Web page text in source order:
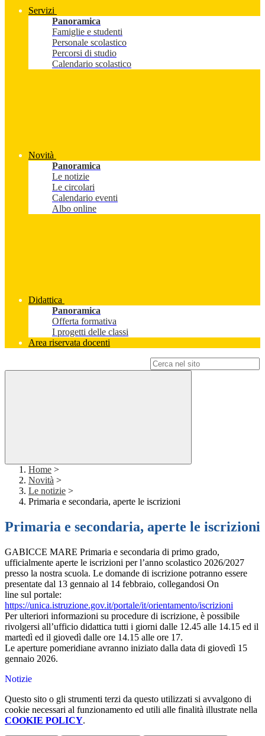
Servizi
Panoramica
Famiglie e studenti
Personale scolastico
Percorsi di studio
Calendario scolastico
Novità
Panoramica
Le notizie
Le circolari
Calendario eventi
Albo online
Didattica
Panoramica
Offerta formativa
I progetti delle classi
Area riservata docenti
Home >
Novità >
Le notizie >
Primaria e secondaria, aperte le iscrizioni
Primaria e secondaria, aperte le iscrizioni
GABICCE MARE Primaria e secondaria di primo grado,
ufficialmente aperte le iscrizioni per l’anno scolastico 2026/2027
presso la nostra scuola. Le domande di iscrizione potranno essere
presentate dal 13 gennaio al 14 febbraio, collegandosi On
line sul portale:
https://unica.istruzione.gov.it/portale/it/orientamento/iscrizioni
Per ulteriori informazioni su procedure di iscrizione, è possibile
rivolgersi all’ufficio didattica tutti i giorni dalle 12.45 alle 14.15 ed il
martedì ed il giovedì dalle ore 14.15 alle ore 17.
Le aperture pomeridiane avranno iniziato dalla data di giovedì 15
gennaio 2026.
Notizie
Questo sito o gli strumenti terzi da questo utilizzati si avvalgono di
cookie necessari al funzionamento ed utili alle finalità illustrate nella
COOKIE POLICY.